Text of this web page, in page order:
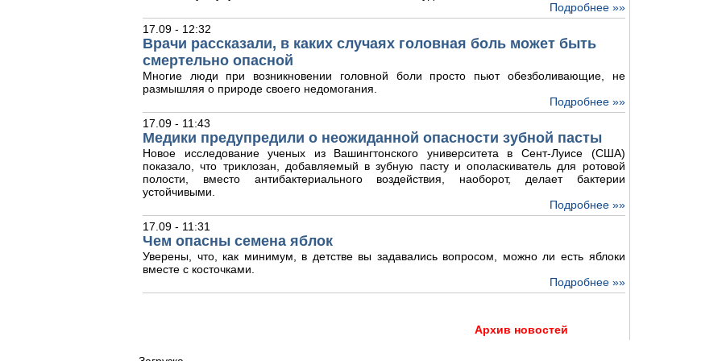
Подробнее »»
17.09 - 12:32
Врачи рассказали, в каких случаях головная боль может быть
смертельно опасной
Многие люди при возникновении головной боли просто пьют обезболивающие, не
размышляя о природе своего недомогания.
Подробнее »»
17.09 - 11:43
Медики предупредили о неожиданной опасности зубной пасты
Новое исследование ученых из Вашингтонского университета в Сент-Луисе (США)
показало, что триклозан, добавляемый в зубную пасту и ополаскиватель для ротовой
полости, вместо антибактериального воздействия, наоборот, делает бактерии
устойчивыми.
Подробнее »»
17.09 - 11:31
Чем опасны семена яблок
Уверены, что, как минимум, в детстве вы задавались вопросом, можно ли есть яблоки
вместе с косточками.
Подробнее »»
Архив новостей